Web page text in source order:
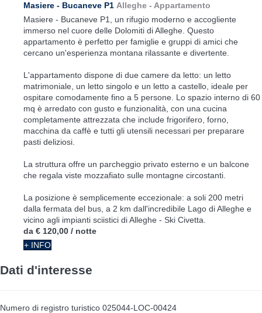
Masiere - Bucaneve P1 Alleghe - Appartamento
Masiere - Bucaneve P1, un rifugio moderno e accogliente
immerso nel cuore delle Dolomiti di Alleghe. Questo
appartamento è perfetto per famiglie e gruppi di amici che
cercano un'esperienza montana rilassante e divertente.
L'appartamento dispone di due camere da letto: un letto
matrimoniale, un letto singolo e un letto a castello, ideale per
ospitare comodamente fino a 5 persone. Lo spazio interno di 60
mq è arredato con gusto e funzionalità, con una cucina
completamente attrezzata che include frigorifero, forno,
macchina da caffè e tutti gli utensili necessari per preparare
pasti deliziosi.
La struttura offre un parcheggio privato esterno e un balcone
che regala viste mozzafiato sulle montagne circostanti.
La posizione è semplicemente eccezionale: a soli 200 metri
dalla fermata del bus, a 2 km dall'incredibile Lago di Alleghe e
vicino agli impianti sciistici di Alleghe - Ski Civetta.
da € 120,00 / notte
+ INFO
Dati d'interesse
Numero di registro turistico 025044-LOC-00424